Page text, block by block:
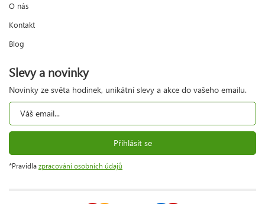
O nás
Kontakt
Blog
Slevy a novinky
Novinky ze světa hodinek, unikátní slevy a akce do vašeho emailu.
Přihlásit se
*Pravidla zpracování osobních údajů